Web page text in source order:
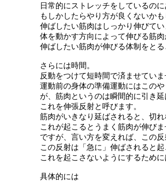
日常的にストレッチをしているの
もしかしたらやり方が良くないかも
伸ばしたい筋肉はしっかり伸びてい
体を動かす方向によって伸びる筋肉
伸ばしたい筋肉が伸びる体制をとる
さらには時間。
反動をつけて短時間で済ませていま
運動前の身体の準備運動にはこのや
が、筋肉というのは瞬間的に引き
これを伸張反射と呼びます。
筋肉がいきなり延ばされると、切
これが起こるとうまく筋肉が伸びま
ですが、言い方を変えれば、この
この反射は「急に」伸ばされると起
これを起こさないようにするため
具体的には